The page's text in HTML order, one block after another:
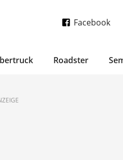
Facebook
Roadster